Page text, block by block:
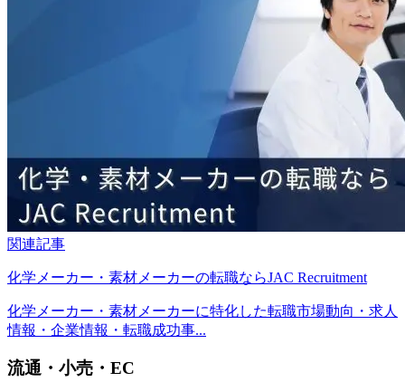
関連記事
化学メーカー・素材メーカーの転職ならJAC Recruitment
化学メーカー・素材メーカーに特化した転職市場動向・求人
情報・企業情報・転職成功事...
流通・小売・EC